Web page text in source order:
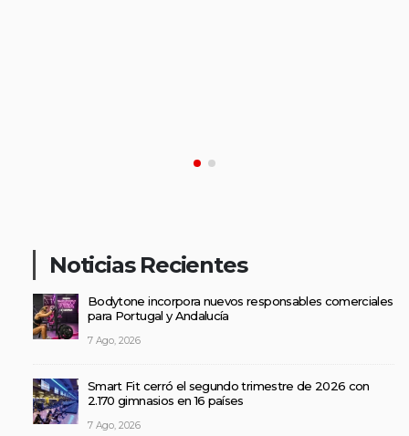
Noticias Recientes
Bodytone incorpora nuevos responsables comerciales
para Portugal y Andalucía
7 Ago, 2026
Smart Fit cerró el segundo trimestre de 2026 con
2.170 gimnasios en 16 países
7 Ago, 2026